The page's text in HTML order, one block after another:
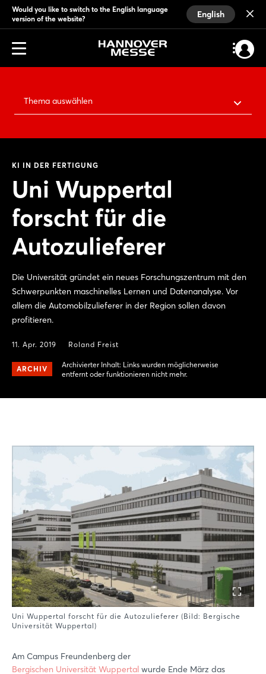
Would you like to switch to the English language
version of the website?
English
Thema auswählen
KI IN DER FERTIGUNG
Uni Wuppertal
forscht für die
Autozulieferer
Die Universität gründet ein neues Forschungszentrum mit den
Schwerpunkten maschinelles Lernen und Datenanalyse. Vor
allem die Automobilzulieferer in der Region sollen davon
profitieren.
11. Apr. 2019 Roland Freist
ARCHIV
Archivierter Inhalt: Links wurden möglicherweise
entfernt oder funktionieren nicht mehr.
Uni Wuppertal forscht für die Autozulieferer (Bild: Bergische
Universität Wuppertal)
Am Campus Freundenberg der
Bergischen Universität Wuppertal wurde Ende März das